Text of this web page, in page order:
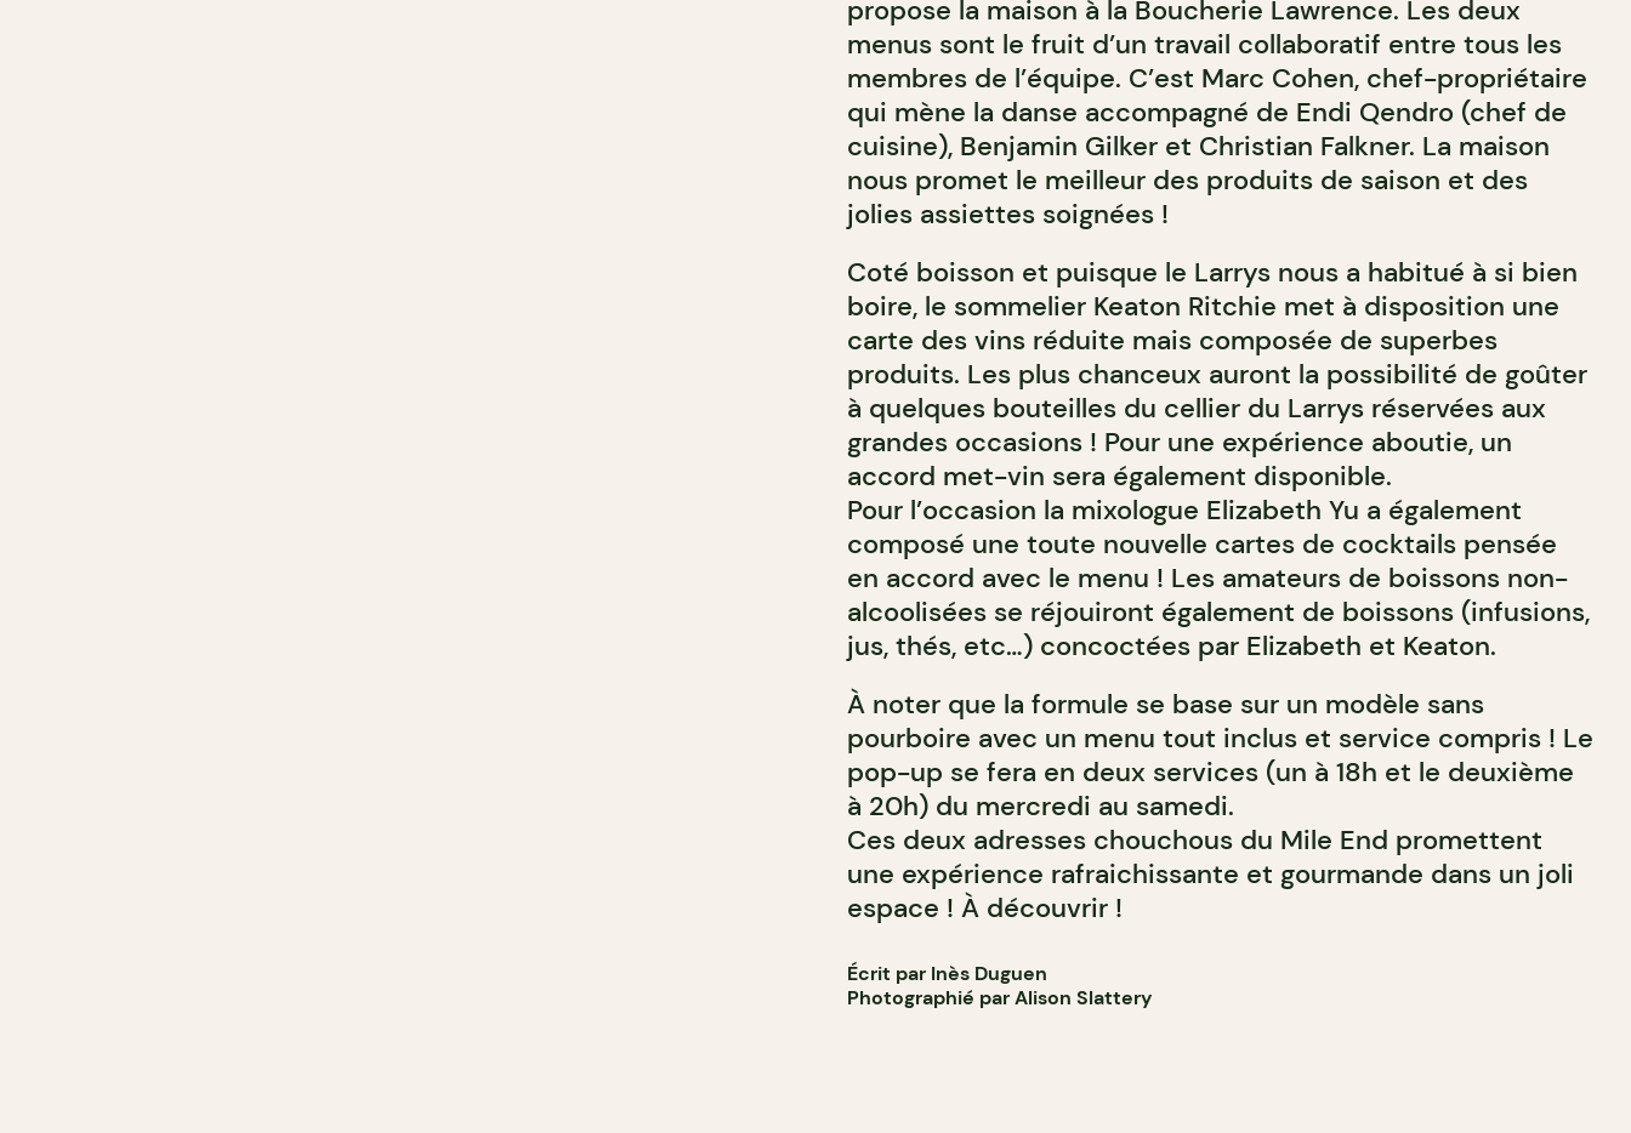
propose la maison à la Boucherie Lawrence. Les deux
menus sont le fruit d’un travail collaboratif entre tous les
membres de l’équipe. C’est Marc Cohen, chef-propriétaire
qui mène la danse accompagné de Endi Qendro (chef de
cuisine), Benjamin Gilker et Christian Falkner. La maison
nous promet le meilleur des produits de saison et des
jolies assiettes soignées !
Coté boisson et puisque le Larrys nous a habitué à si bien
boire, le sommelier Keaton Ritchie met à disposition une
carte des vins réduite mais composée de superbes
produits. Les plus chanceux auront la possibilité de goûter
à quelques bouteilles du cellier du Larrys réservées aux
grandes occasions ! Pour une expérience aboutie, un
accord met-vin sera également disponible.
Pour l’occasion la mixologue Elizabeth Yu a également
composé une toute nouvelle cartes de cocktails pensée
en accord avec le menu ! Les amateurs de boissons non-
alcoolisées se réjouiront également de boissons (infusions,
jus, thés, etc…) concoctées par Elizabeth et Keaton.
À noter que la formule se base sur un modèle sans
pourboire avec un menu tout inclus et service compris ! Le
pop-up se fera en deux services (un à 18h et le deuxième
à 20h) du mercredi au samedi.
Ces deux adresses chouchous du Mile End promettent
une expérience rafraichissante et gourmande dans un joli
espace ! À découvrir !
Écrit par Inès Duguen
Photographié par Alison Slattery